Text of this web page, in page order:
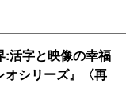
:活字と映像の幸福
オシリーズ』〈再